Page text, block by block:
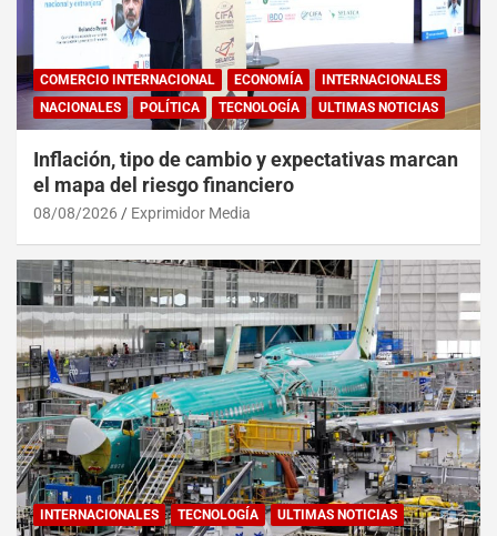
COMERCIO INTERNACIONAL ECONOMÍA
INTERNACIONALES
NACIONALES
POLÍTICA TECNOLOGÍA ULTIMAS NOTICIAS
Inflación, tipo de cambio y expectativas marcan
el mapa del riesgo financiero
08/08/2026 Exprimidor Media
INTERNACIONALES TECNOLOGÍA ULTIMAS NOTICIAS